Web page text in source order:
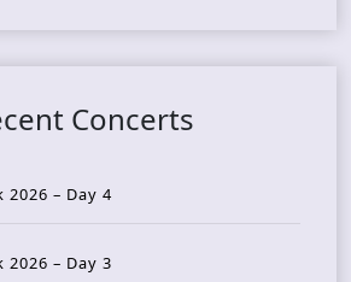
Concerts
2026 – Day 4
2026 – Day 3